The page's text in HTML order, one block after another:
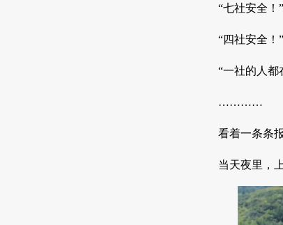
“七社安全！”
“四社安全！”
“一社的人都
…………
看着一条条
当天夜里，